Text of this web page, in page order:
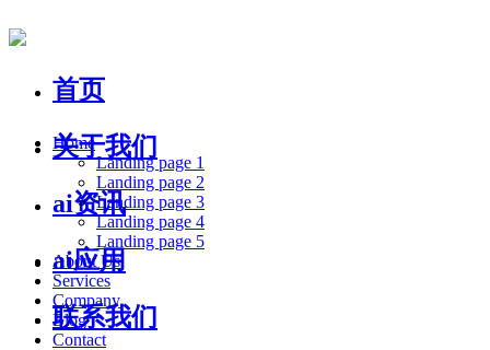
首页
关于我们
ai资讯
ai应用
联系我们
Home
Landing page 1
Landing page 2
Landing page 3
Landing page 4
Landing page 5
About Us
Services
Company
Blog
Contact